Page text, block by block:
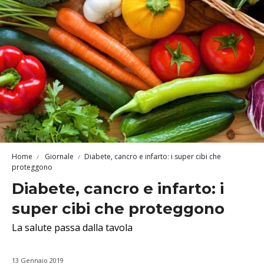
Home Giornale
Diabete, cancro e infarto: i super cibi che
proteggono
Diabete, cancro e infarto: i
super cibi che proteggono
La salute passa dalla tavola
13 Gennaio 2019